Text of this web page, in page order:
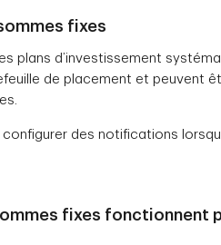
fixes
plans d’investissement
de placement et peuvent
des notifications
fixes fonctionnent